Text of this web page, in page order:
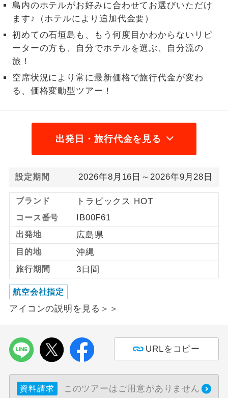
島内のホテルがお好みに合わせてお選びいただけ
ます♪（ホテルにより追加代金要）
初めての石垣島も、もう何度目かわからないリピ
ーターの方も、自分でホテルを選ぶ、自分流の
旅！
空席状況により常に最新価格で旅行代金が変わ
る、価格変動型ツアー！
出発日・旅行代金を見る
設定期間 2026年8月16日～2026年9月28日
ブランド トラピックス HOT
コース番号 IB00F61
出発地 広島県
目的地 沖縄
旅行期間 3日間
航空会社指定
アイコンの説明を見る＞＞
URLをコピー
資料請求 このツアーはご用意がありません
2名様催行
2名様から出発可能な個人型プランで
す。
おひとり様参
加限定
おひとり様限定でご参加いただけるコー
スです。
1名様1室同代
金
1名様1室利用でも追加料金がかからない
ご夫婦限定
ご夫婦限定でご参加いただけるコースで
女性限定
女性限定でご参加いただけるコースで
年齢制限あり
ご参加にあたり年齢に制限があるコース
航空会社指定
利用航空会社が指定なので、ご出発の計
画にとても便利です。
ホテル指定
ご紹介するホテルを指定したコースで
す。
おひとり様バ
ス2席利用
おひとり様でバス席を2席利⽤できま